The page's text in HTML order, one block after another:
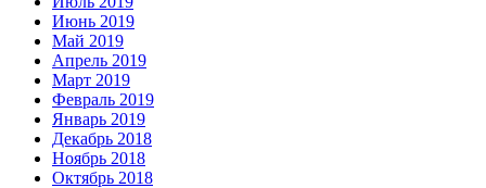
Июнь 2019
Май 2019
Апрель 2019
Март 2019
Февраль 2019
Январь 2019
Декабрь 2018
Ноябрь 2018
Октябрь 2018